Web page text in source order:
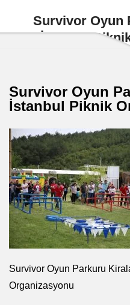
Survivor Oyun
İstanbul
Survivor Oyun
İstanbul Piknik
Survivor Oyun Parkuru
Organizasyonu